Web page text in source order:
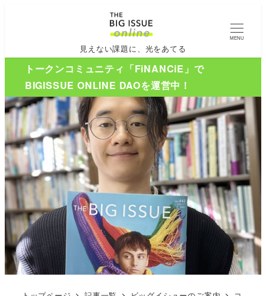
見えない課題に、光をあてる
MENU
トークンコミュニティ「FiNANCiE」で
BIGISSUE ONLINE DAOを運営中！